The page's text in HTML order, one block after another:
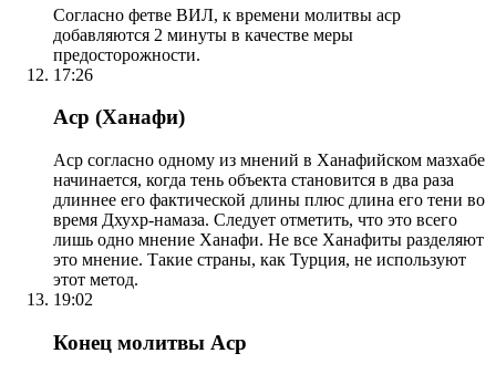
Согласно фетве ВИЛ, к времени молитвы аср
добавляются 2 минуты в качестве меры
предосторожности.
17:26
Аср (Ханафи)
Аср согласно одному из мнений в Ханафийском мазхабе
начинается, когда тень объекта становится в два раза
длиннее его фактической длины плюс длина его тени во
время Дхухр-намаза. Следует отметить, что это всего
лишь одно мнение Ханафи. Не все Ханафиты разделяют
это мнение. Такие страны, как Турция, не используют
этот метод.
19:02
Конец молитвы Аср